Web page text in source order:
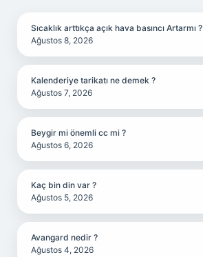
Sıcaklık arttıkça açık hava basıncı Artarmı ?
Ağustos 8, 2026
Kalenderiye tarikatı ne demek ?
Ağustos 7, 2026
Beygir mi önemli cc mi ?
Ağustos 6, 2026
Kaç bin din var ?
Ağustos 5, 2026
Avangard nedir ?
Ağustos 4, 2026